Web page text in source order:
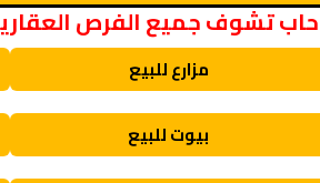
حاب تشوف جميع الفرص
مزارع للبيع
بيوت للبيع